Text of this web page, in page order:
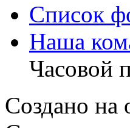
Список
Наша
Часовой
Создано на